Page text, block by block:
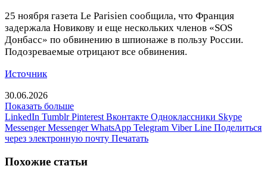
25 ноября газета Le Parisien сообщила, что Франция
задержала Новикову и еще нескольких членов «SOS
Донбасс» по обвинению в шпионаже в пользу России.
Подозреваемые отрицают все обвинения.
Источник
30.06.2026
Показать больше
LinkedIn Tumblr Pinterest Вконтакте Одноклассники Skype
Messenger Messenger WhatsApp Telegram Viber Line Поделиться
через электронную почту Печатать
Похожие статьи